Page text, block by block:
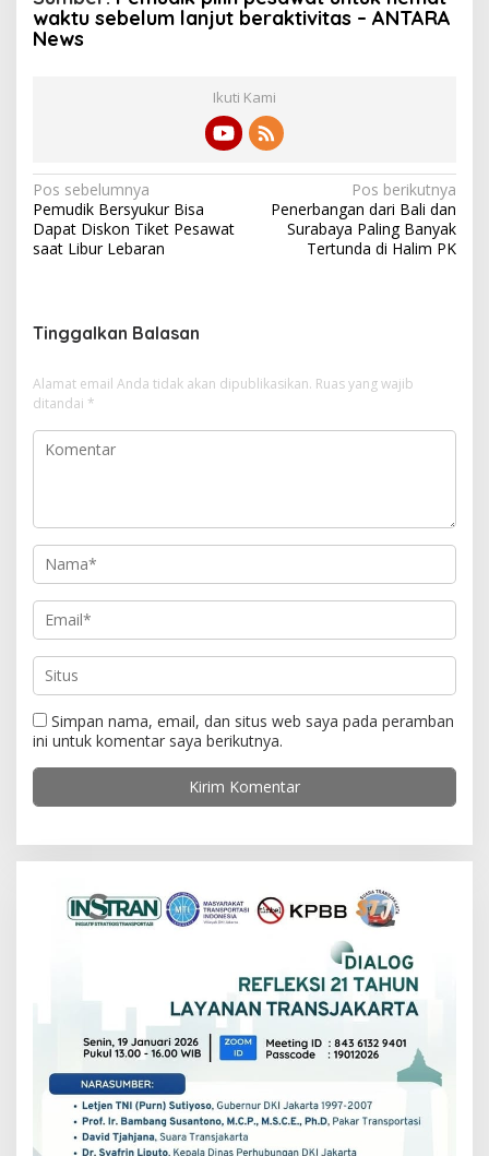
waktu sebelum lanjut beraktivitas – ANTARA
News
Ikuti Kami
N
a
v
g
a
s
i
p
Pos sebelumnya
Pemudik Bersyukur Bisa
Dapat Diskon Tiket Pesawat
saat Libur Lebaran
Pos berikutnya
Penerbangan dari Bali dan
Surabaya Paling Banyak
Tertunda di Halim PK
Tinggalkan Balasan
Alamat email Anda tidak akan dipublikasikan. Ruas yang wajib
ditandai *
Simpan nama, email, dan situs web saya pada peramban
ini untuk komentar saya berikutnya.